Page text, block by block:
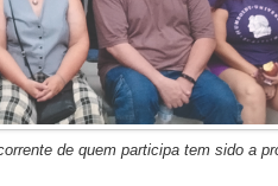
de quem participa tem sido a